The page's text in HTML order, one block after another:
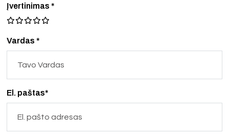
Vardas *
El. paštas*
Įvertinimas*